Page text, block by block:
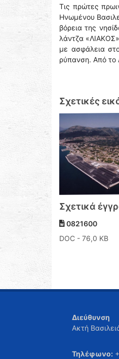
Τις πρώτες
Ηνωμένου
βόρεια της
λάντζα
με ασφάλεια
ρύπανση. Από το
Σχετικές
Σχετικά
0821600
DOC - 76,0 KB
Διεύθυνση
Ακτή
Τηλέφωνο: